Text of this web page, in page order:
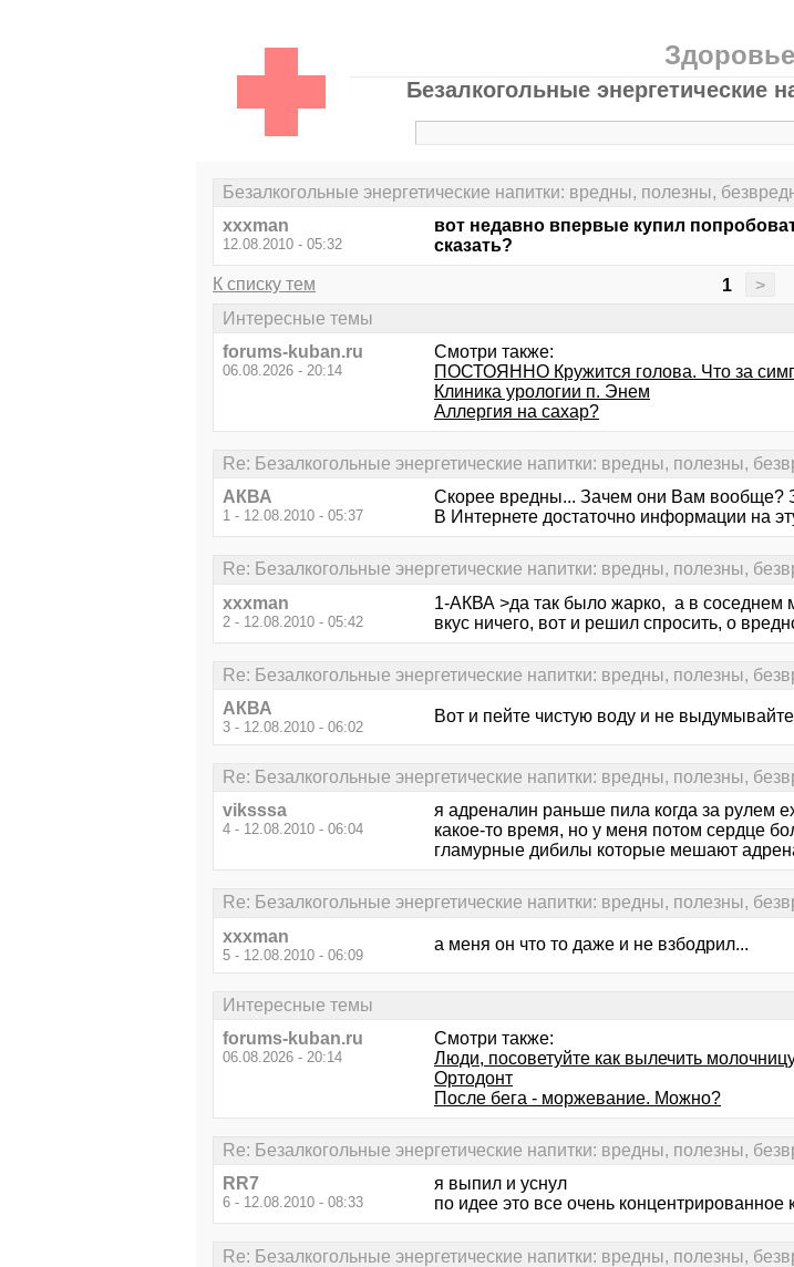
Безалкогольные энергетические
Безалкогольные энергетические напитки: вредны, полезны,
xxxman
12.08.2010 - 05:32
вот недавно впервые купил
сказать?
К списку тем 1 >
Интересные темы
forums-kuban.ru
06.08.2026 - 20:14
Смотри также:
ПОСТОЯННО Кружится голова. Что за
Клиника урологии п. Энем
Аллергия на сахар?
Re: Безалкогольные энергетические напитки: вредны, полезны,
АКВА
1 - 12.08.2010 - 05:37
Скорее вредны... Зачем они Вам вообще?
В Интернете достаточно информации на
Re: Безалкогольные энергетические напитки: вредны, полезны,
xxxman
2 - 12.08.2010 - 05:42
1-АКВА >да так было жарко, а в соседнем
вкус ничего, вот и решил спросить, о
Re: Безалкогольные энергетические напитки: вредны, полезны,
АКВА
3 - 12.08.2010 - 06:02
Вот и пейте чистую воду и не
Re: Безалкогольные энергетические напитки: вредны, полезны,
viksssa
4 - 12.08.2010 - 06:04
я адреналин раньше пила когда за рулем
какое-то время, но у меня потом сердце
гламурные дибилы которые мешают
Re: Безалкогольные энергетические напитки: вредны, полезны,
xxxman
5 - 12.08.2010 - 06:09
а меня он что то даже и не взбодрил...
Интересные темы
forums-kuban.ru
06.08.2026 - 20:14
Смотри также:
Люди, посоветуйте как вылечить
Ортодонт
После бега - моржевание. Можно?
Re: Безалкогольные энергетические напитки: вредны, полезны,
RR7
6 - 12.08.2010 - 08:33
я выпил и уснул
по идее это все очень концентрированное
Re: Безалкогольные энергетические напитки: вредны, полезны,